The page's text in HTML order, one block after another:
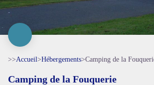
>>Accueil>Hébergements>Camping de la
Camping de la Fouquerie